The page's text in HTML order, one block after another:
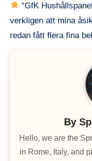
“GfK
verkligen att mina
redan fått flera fina
By
Hello, we are the
in Rome, Italy, and